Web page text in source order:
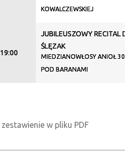
KOWALCZEWSKIEJ
19:00
JUBILEUSZOWY RECITAL
ŚLĘZAK
MIEDZIANOWŁOSY ANIOŁ 30
POD BARANAMI
w pliku PDF